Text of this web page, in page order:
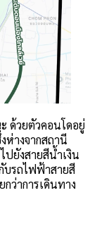
ด้วยตัวคอนโดอยู่
ห่างจากสถานี
ปยังสายสีน้ำเงิน
บรถไฟฟ้าสายสี
ว่าการเดินทาง